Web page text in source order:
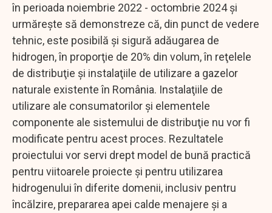
în perioada noiembrie 2022 - octombrie 2024 şi
urmăreşte să demonstreze că, din punct de vedere
tehnic, este posibilă şi sigură adăugarea de
hidrogen, în proporţie de 20% din volum, în reţelele
de distribuţie şi instalaţiile de utilizare a gazelor
naturale existente în România. Instalaţiile de
utilizare ale consumatorilor şi elementele
componente ale sistemului de distribuţie nu vor fi
modificate pentru acest proces. Rezultatele
proiectului vor servi drept model de bună practică
pentru viitoarele proiecte şi pentru utilizarea
hidrogenului în diferite domenii, inclusiv pentru
încălzire, prepararea apei calde menajere şi a